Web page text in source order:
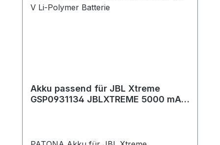
Akku passend für JBL Xtreme
GSP0931134 JBLXTREME 5000 mAh